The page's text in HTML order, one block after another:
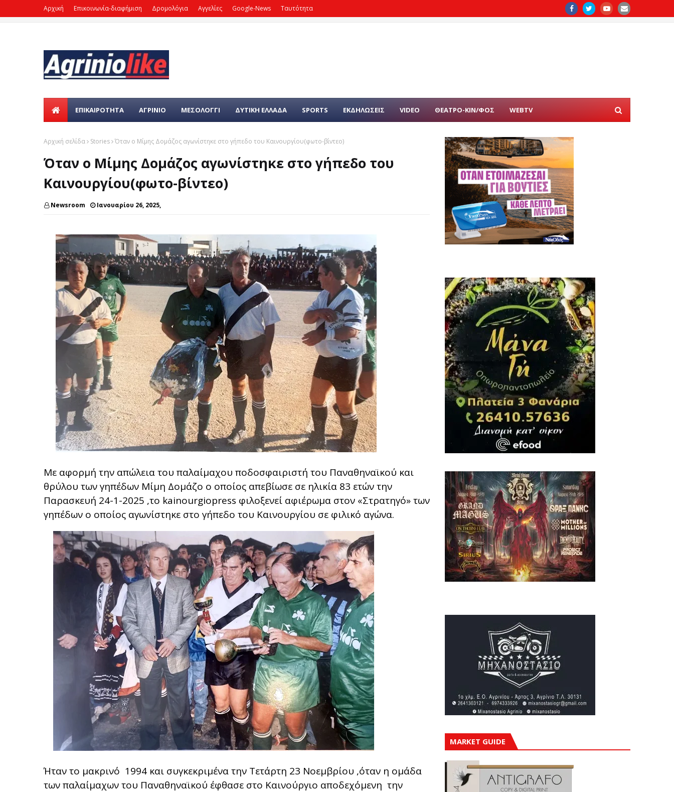
Αρχική Επικοινωνία-διαφήμιση Δρομολόγια Αγγελίες Google-News Ταυτότητα
ΕΠΙΚΑΙΡΌΤΗΤΑ ΑΓΡΙΝΙΟ ΜΕΣΟΛΟΓΓΙ ΔΥΤΙΚΗ ΕΛΛΑΔΑ SPORTS ΕΚΔΗΛΩΣΕΙΣ VIDEO ΘΕΑΤΡΟ-ΚΙΝ/ΦΟΣ WEBTV
Αρχική σελίδα Stories Όταν ο Μίμης Δομάζος αγωνίστηκε στο γήπεδο του Καινουργίου(φωτο-βίντεο)
Όταν ο Μίμης Δομάζος αγωνίστηκε στο γήπεδο του
Καινουργίου(φωτο-βίντεο)
Newsroom Ιανουαρίου 26, 2025,
Με αφορμή την απώλεια του παλαίμαχου ποδοσφαιριστή του Παναθηναϊκού και
θρύλου των γηπέδων Μίμη Δομάζο ο οποίος απεβίωσε σε ηλικία 83 ετών την
Παρασκευή 24-1-2025 ,το kainourgiopress φιλοξενεί αφιέρωμα στον «Στρατηγό» των
γηπέδων ο οποίος αγωνίστηκε στο γήπεδο του Καινουργίου σε φιλικό αγώνα.
Ήταν το μακρινό 1994 και συγκεκριμένα την Τετάρτη 23 Νοεμβρίου ,όταν η ομάδα
των παλαίμαχων του Παναθηναϊκού έφθασε στο Καινούργιο αποδεχόμενη την
MARKET GUIDE